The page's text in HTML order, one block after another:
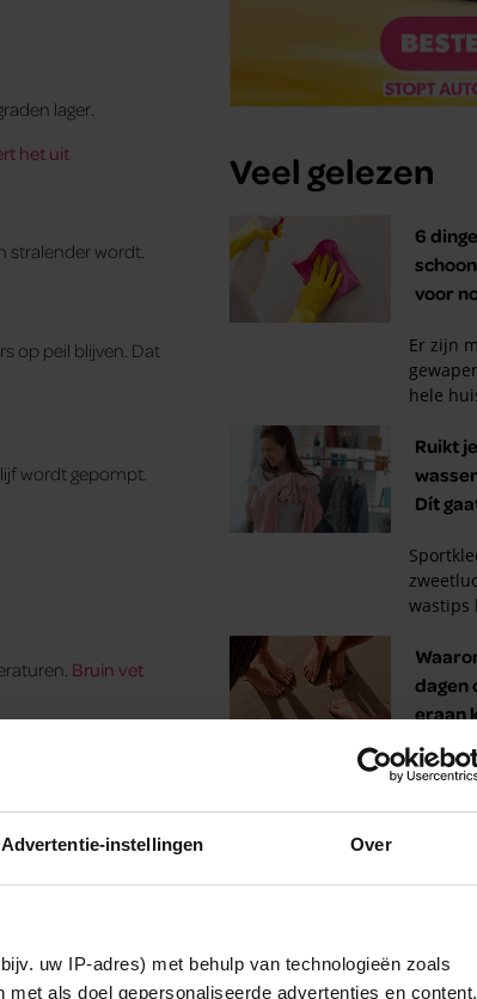
Advertentie-instellingen Over
uw IP-adres) met behulp van technologieën zoals
als doel gepersonaliseerde advertenties en content,
lager.
het uit
stralender wordt.
op peil blijven. Dat
wordt gepompt.
Bruin vet